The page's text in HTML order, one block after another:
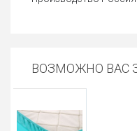
ВОЗМОЖНО ВАС